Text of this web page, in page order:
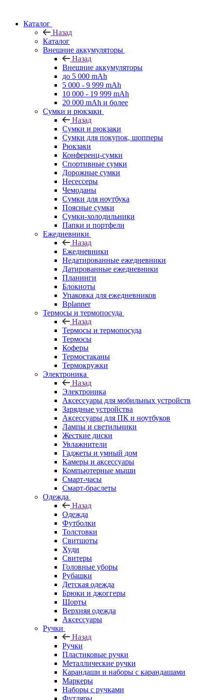
Каталог
Назад
Каталог
Внешние аккумуляторы
Назад
Внешние аккумуляторы
до 5 000 mAh
5 000 - 9 999 mAh
10 000 - 19 999 mAh
20 000 mAh и более
Сумки и рюкзаки
Назад
Сумки и рюкзаки
Сумки для покупок, шопперы
Рюкзаки
Конференц-сумки
Спортивные сумки
Дорожные сумки
Несессеры
Чемоданы
Сумки для ноутбука
Поясные сумки
Сумки-холодильники
Папки и портфели
Ежедневники
Назад
Ежедневники
Недатированные ежедневники
Датированные ежедневники
Планинги
Блокноты
Упаковка для ежедневников
Bplanner
Термосы и термопосуда
Назад
Термосы и термопосуда
Термосы
Коферы
Термостаканы
Термокружки
Электроника
Назад
Электроника
Аксессуары для мобильных устройств
Зарядные устройства
Аксессуары для ПК и ноутбуков
Лампы и светильники
Жесткие диски
Увлажнители
Гаджеты и умный дом
Камеры и аксессуары
Компьютерные мыши
Смарт-часы
Смарт-браслеты
Одежда
Назад
Одежда
Футболки
Толстовки
Свитшоты
Худи
Свитеры
Головные уборы
Рубашки
Детская одежда
Брюки и джоггеры
Шорты
Верхняя одежда
Аксессуары
Ручки
Назад
Ручки
Пластиковые ручки
Металлические ручки
Карандаши и наборы с карандашами
Маркеры
Наборы с ручками
Футляры